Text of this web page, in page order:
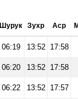
Шурук Зухр Аср
06:19 13:52 17:58
06:20 13:52 17:58
06:22 13:52 17:57